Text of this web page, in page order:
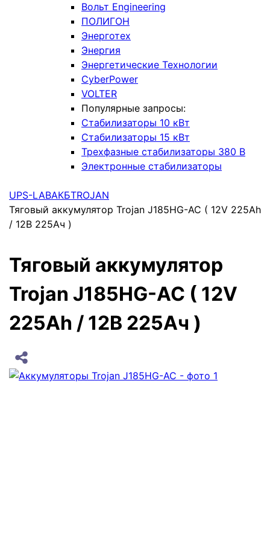
Вольт Engineering
ПОЛИГОН
Энерготех
Энергия
Энергетические Технологии
CyberPower
VOLTER
Популярные запросы:
Стабилизаторы 10 кВт
Стабилизаторы 15 кВт
Трехфазные стабилизаторы 380 В
Электронные стабилизаторы
UPS-LABАКБTROJAN
Тяговый аккумулятор Trojan J185HG-AC ( 12V 225Ah
/ 12В 225Ач )
Тяговый аккумулятор
Trojan J185HG-AC ( 12V
225Ah / 12В 225Ач )